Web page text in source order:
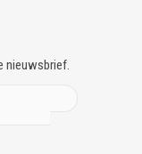
nieuwsbrief.